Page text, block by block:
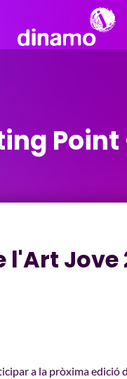
l'Art Jove
a la pròximaedició